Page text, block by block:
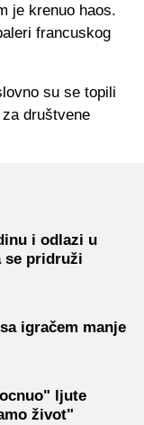
je krenuo haos.
francuskog
su se topili
društvene
i odlazi u
se pridruži
igračem manje
ljute
život"